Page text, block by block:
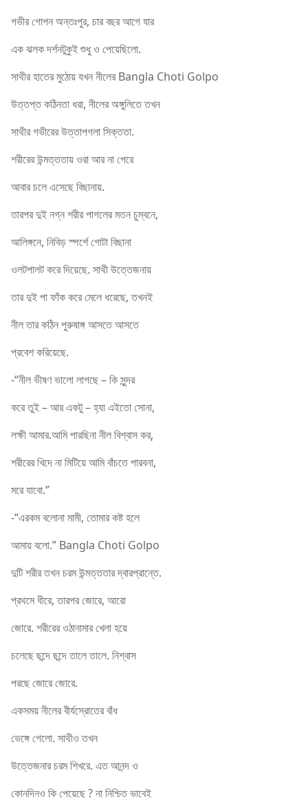
গভীর গোপন অন্তঃপুর, চার বছর আগে যার
এক ঝলক দর্শনটুকুই শুধু ও পেয়েছিলো.
সাথীর হাতের মুঠোয় যখন নীলের Bangla Choti Golpo
উত্তপ্ত কঠিনতা ধরা, নীলের অঙ্গুলিতে তখন
সাথীর গভীরের উত্তাপগলা সিক্ততা.
শরীরের উন্মত্ততায় ওরা আর না পেরে
আবার চলে এসেছে বিছানায়.
তারপর দুই নগ্ন শরীর পাগলের মতন চুম্বনে,
আলিঙ্গনে, নিবিড় স্পর্শে গোটা বিছানা
ওলটপালট করে দিয়েছে. সাথী উত্তেজনায়
তার দুই পা ফাঁক করে মেলে ধরেছে, তখনই
নীল তার কঠিন পুরুষাঙ্গ আসতে আসতে
প্রবেশ করিয়েছে.
-“নীল ভীষণ ভালো লাগছে – কি সুন্দর
করে তুই – আর একটু – হ্যা এইতো সোনা,
লক্ষী আমার.আমি পারছিনা নীল বিশ্বাস কর্,
শরীরের খিদে না মিটিয়ে আমি বাঁচতে পারবনা,
মরে যাবো.”
-“এরকম বলোনা মামী, তোমার কষ্ট হলে
আমায় বলো.” Bangla Choti Golpo
দুটি শরীর তখন চরম উন্মত্ততার দ্বারপ্রান্তে.
প্রথমে ধীরে, তারপর জোরে, আরো
জোরে. শরীরের ওঠানামার খেলা হয়ে
চলেছে ছন্দে ছন্দে তালে তালে. নিশ্বাস
পরছে জোরে জোরে.
একসময় নীলের বীর্যস্রোতের বাঁধ
ভেঙ্গে গেলো. সাথীও তখন
উত্তেজনার চরম শিখরে. এত আনন্দ ও
কোনদিনও কি পেয়েছে ? না নিশ্চিত ভাবেই